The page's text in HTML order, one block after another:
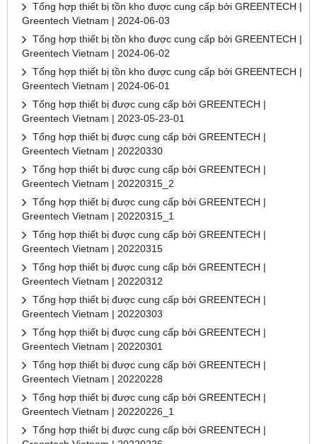
Tổng hợp thiết bị tồn kho được cung cấp bởi GREENTECH |
Greentech Vietnam | 2024-06-03
Tổng hợp thiết bị tồn kho được cung cấp bởi GREENTECH |
Greentech Vietnam | 2024-06-02
Tổng hợp thiết bị tồn kho được cung cấp bởi GREENTECH |
Greentech Vietnam | 2024-06-01
Tổng hợp thiết bị được cung cấp bởi GREENTECH |
Greentech Vietnam | 2023-05-23-01
Tổng hợp thiết bị được cung cấp bởi GREENTECH |
Greentech Vietnam | 20220330
Tổng hợp thiết bị được cung cấp bởi GREENTECH |
Greentech Vietnam | 20220315_2
Tổng hợp thiết bị được cung cấp bởi GREENTECH |
Greentech Vietnam | 20220315_1
Tổng hợp thiết bị được cung cấp bởi GREENTECH |
Greentech Vietnam | 20220315
Tổng hợp thiết bị được cung cấp bởi GREENTECH |
Greentech Vietnam | 20220312
Tổng hợp thiết bị được cung cấp bởi GREENTECH |
Greentech Vietnam | 20220303
Tổng hợp thiết bị được cung cấp bởi GREENTECH |
Greentech Vietnam | 20220301
Tổng hợp thiết bị được cung cấp bởi GREENTECH |
Greentech Vietnam | 20220228
Tổng hợp thiết bị được cung cấp bởi GREENTECH |
Greentech Vietnam | 20220226_1
Tổng hợp thiết bị được cung cấp bởi GREENTECH |